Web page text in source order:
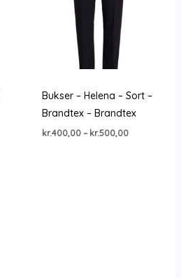
Bukser – Helena – Sort –
Brandtex – Brandtex
kr.400,00– kr.500,00Prisinterval: